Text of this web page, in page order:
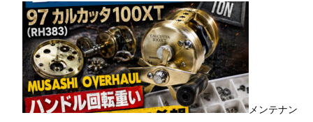
メンテナン